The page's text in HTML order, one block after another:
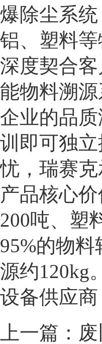
爆除尘系
铝、塑料
深度契合
能物料溯
企业的品
训即可独
忧，瑞赛
产品核心
200吨、塑
95%的物
源约120kg
设备供应
上一篇：